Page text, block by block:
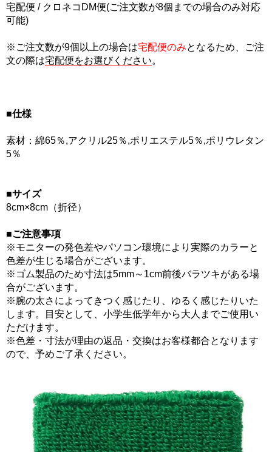
宅配便 / クロネコDM便(ご注文数が8個までの場合のみ対応
可能)
※ご注文数が9個以上の場合は宅配便のみとなるため、ご注
文の際は宅配便をお選びください。
■仕様
素材：綿65％,アクリル25％,ポリエステル5％,ポリウレタン
5％
■サイズ
8cm×8cm（折径）
■ご注意事項
※モニターの発色差やパソコン環境により実際のカラーと
色差が生じる場合がございます。
※ゴム製品のため寸法は5mm～1cm前後バラツキがある場
合がございます。
※腕の太さによってきつく感じたり、ゆるく感じたりいた
します。目安として、小学生低学年から大人までご使用い
ただけます。
※色差・寸法が理由の返品・交換はお客様都合となります
ので、予めご了承ください。